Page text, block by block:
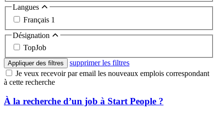
Langues
Français 1
Désignation
TopJob
Appliquer des filtres
supprimer les filtres
Je veux recevoir par email les nouveaux emplois correspondant
à cette recherche
À la recherche d’un job à Start People ?